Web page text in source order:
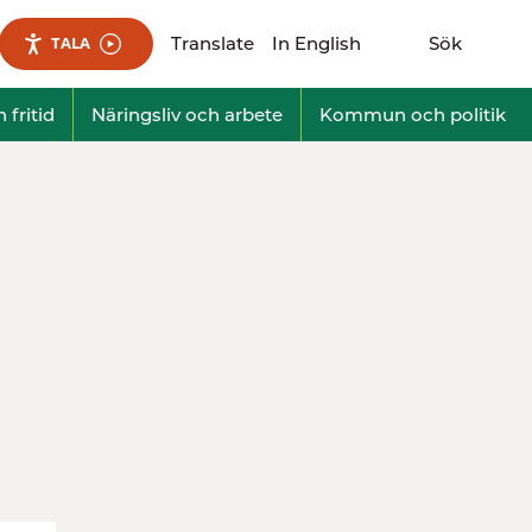
TALA Translate In English Sök
Visa sökfält
fritid Näringsliv och arbete Kommun och politik